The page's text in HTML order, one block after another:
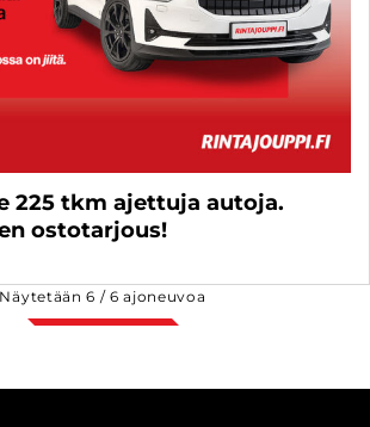
225 tkm ajettuja autoja.
ostotarjous!
Näytetään6 /6 ajoneuvoa